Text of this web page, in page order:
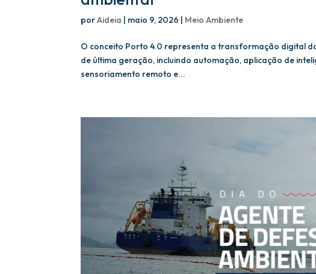
porAideia | maio 9, 2026 | Meio Ambiente
O conceito Porto 4.0 representa a transformação digital
de última geração, incluindo automação, aplicação de
sensoriamento remoto e...